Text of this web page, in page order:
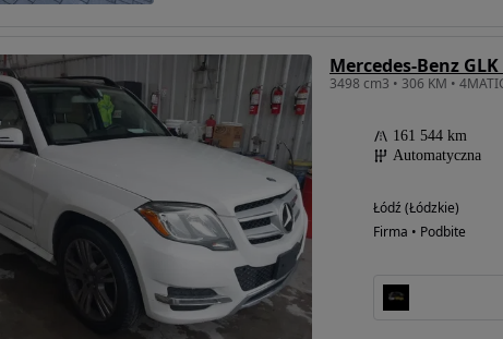
Mercedes-Benz
161 544 km
Automatyczna
Łódź (Łódzkie)
Firma • Podbite